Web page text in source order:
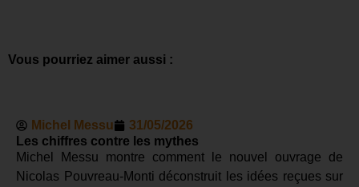
Vous pourriez aimer aussi :
Michel Messu
31/05/2026
Les chiffres contre les mythes
Michel Messu montre comment le nouvel ouvrage de
Nicolas Pouvreau-Monti déconstruit les idées reçues sur